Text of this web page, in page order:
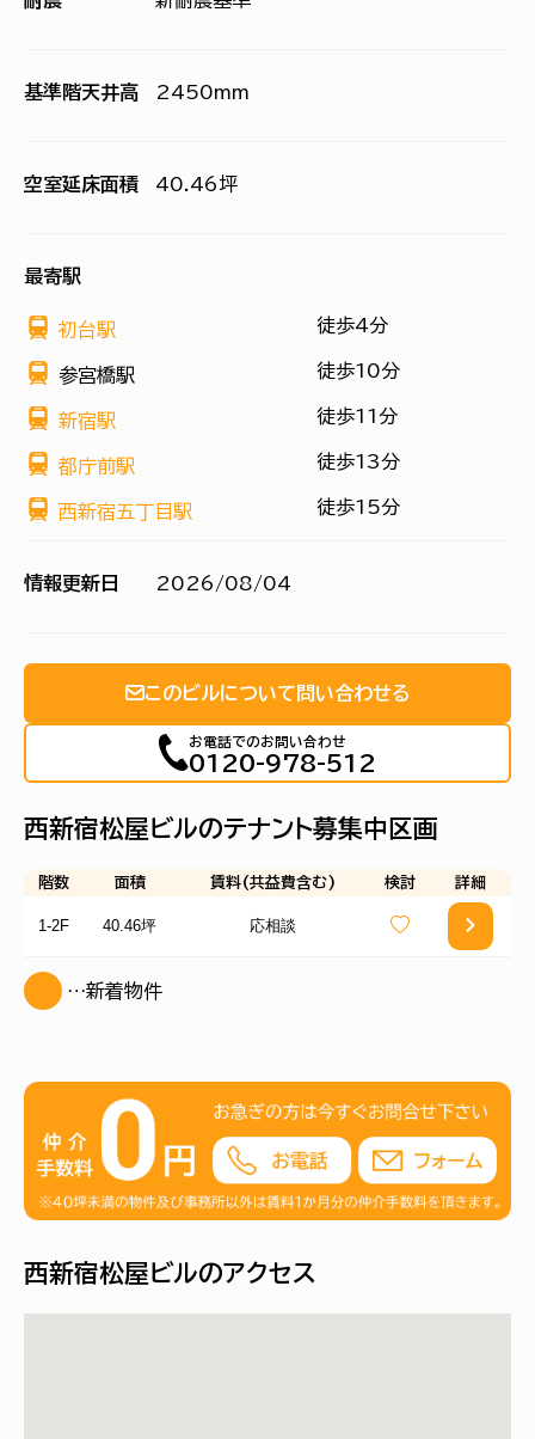
基準階天井高 2450mm
空室延床面積 40.46坪
最寄駅
初台駅 徒歩4分
参宮橋駅 徒歩10分
新宿駅 徒歩11分
都庁前駅 徒歩13分
西新宿五丁目駅 徒歩15分
情報更新日 2026/08/04
このビルについて問い合わせる
お電話でのお問い合わせ
0120-978-512
西新宿松屋ビルのテナント募集中区画
階数 面積 賃料(共益費含む) 検討 詳細
1-2F 40.46坪 応相談
…新着物件
西新宿松屋ビルのアクセス